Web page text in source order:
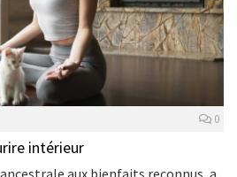
0
intérieur
aux bienfaits reconnus, a